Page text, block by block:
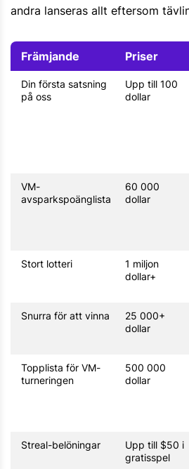
andra lanseras allt eftersom
Främjande Priser
Din första satsning
på oss
Upp till 100
dollar
VM-
avsparkspoänglista
60 000
dollar
Stort lotteri
1 miljon
dollar+
Snurra för att vinna
25 000+
dollar
Topplista för VM-
turneringen
500 000
dollar
Streal-belöningar
Upp till $50 i
gratisspel